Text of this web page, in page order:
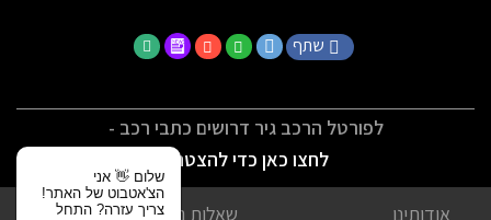
שתף
לפורטל הרכב גיר דרושים כתבי רכב -
לחצו כאן כדי להצטרף
אודותינו שאלות נפוצות
שלום 👋 אני
הצ'אטבוט של האתר!
צריך עזרה? התחל